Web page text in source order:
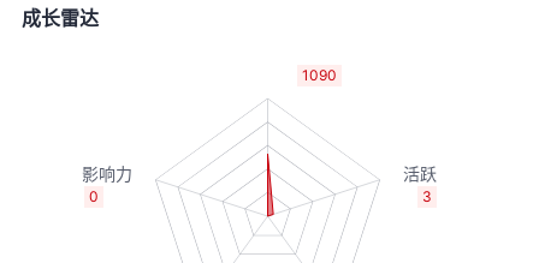
者
成长雷达
1090
3
0